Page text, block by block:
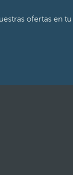
ofertas en tu